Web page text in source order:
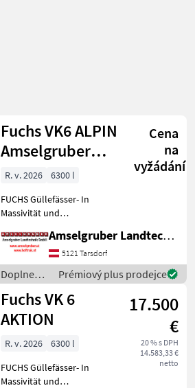
Fuchs VK6 ALPIN
Amselgruber
Edition
Cena
na
vyžádání
R. v. 2026
6300 l
FUCHS Güllefässer- In
Massivität und
(Stärkste Materialstärken +
Beste Materialen und Beste
Komponenten der
führenden TOP Hersteller!)
Sei
Amselgruber Landtechnik GmbH
5121 Tarsdorf
Doplnenie
živin a
polievanie
/ Fuchs
Prémiový plus prodejce
Fuchs VK 6
AKTION
17.500
€
20 % s DPH
14.583,33 €
netto
R. v. 2026
6300 l
FUCHS Güllefässer- In
Massivität und